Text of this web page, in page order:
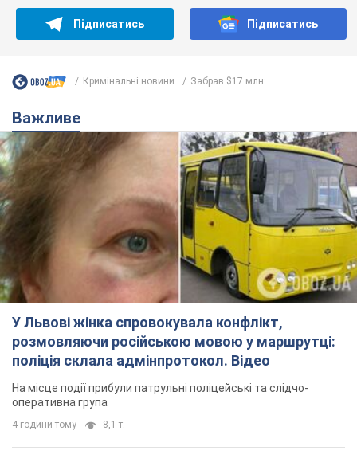
Підписатись Підписатись
Кримінальні новини Забрав $17 млн:...
Важливе
У Львові жінка спровокувала конфлікт,
розмовляючи російською мовою у маршрутці:
поліція склала адмінпротокол. Відео
На місце події прибули патрульні поліцейські та слідчо-
оперативна група
4 години тому 8,1 т.